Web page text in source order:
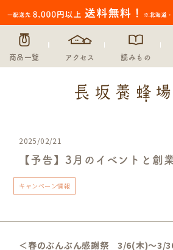
商品一覧 アクセス 読みもの
2025/02/21
【予告】3月のイベントと創
キャンペーン情報
＜春のぶんぶん感謝祭 3/6(木)～3/